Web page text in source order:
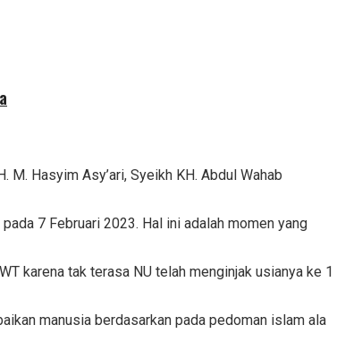
Hasyim Asy’ari, Syeikh KH. Abdul Wahab
7 Februari 2023. Hal ini adalah momen yang
karena tak terasa NU telah menginjak usianya ke 1
manusia berdasarkan pada pedoman islam ala